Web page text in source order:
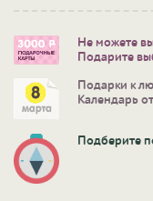
Не можете
Подарите
Подарки к
Календарь
Подберите